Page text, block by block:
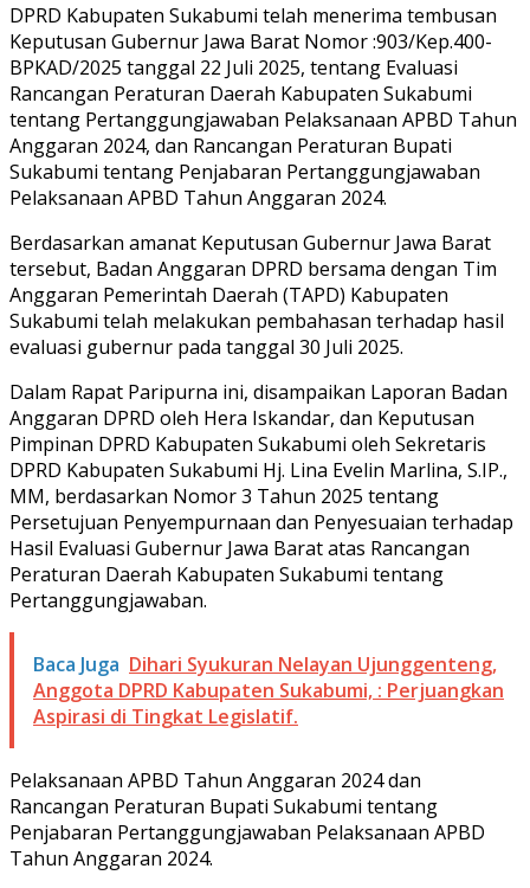
DPRD Kabupaten Sukabumi telah menerima tembusan
Keputusan Gubernur Jawa Barat Nomor :903/Kep.400-
BPKAD/2025 tanggal 22 Juli 2025, tentang Evaluasi
Rancangan Peraturan Daerah Kabupaten Sukabumi
tentang Pertanggungjawaban Pelaksanaan APBD Tahun
Anggaran 2024, dan Rancangan Peraturan Bupati
Sukabumi tentang Penjabaran Pertanggungjawaban
Pelaksanaan APBD Tahun Anggaran 2024.
Berdasarkan amanat Keputusan Gubernur Jawa Barat
tersebut, Badan Anggaran DPRD bersama dengan Tim
Anggaran Pemerintah Daerah (TAPD) Kabupaten
Sukabumi telah melakukan pembahasan terhadap hasil
evaluasi gubernur pada tanggal 30 Juli 2025.
Dalam Rapat Paripurna ini, disampaikan Laporan Badan
Anggaran DPRD oleh Hera Iskandar, dan Keputusan
Pimpinan DPRD Kabupaten Sukabumi oleh Sekretaris
DPRD Kabupaten Sukabumi Hj. Lina Evelin Marlina, S.IP.,
MM, berdasarkan Nomor 3 Tahun 2025 tentang
Persetujuan Penyempurnaan dan Penyesuaian terhadap
Hasil Evaluasi Gubernur Jawa Barat atas Rancangan
Peraturan Daerah Kabupaten Sukabumi tentang
Pertanggungjawaban.
Baca Juga Dihari Syukuran Nelayan Ujunggenteng,
Anggota DPRD Kabupaten Sukabumi, : Perjuangkan
Aspirasi di Tingkat Legislatif.
Pelaksanaan APBD Tahun Anggaran 2024 dan
Rancangan Peraturan Bupati Sukabumi tentang
Penjabaran Pertanggungjawaban Pelaksanaan APBD
Tahun Anggaran 2024.